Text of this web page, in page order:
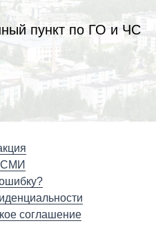
пункт по ГО и ЧС
соглашение